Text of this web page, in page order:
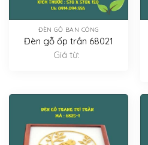
ĐÈN GỖ BAN CÔNG
Đèn gỗ ốp trần 68021
Giá từ: